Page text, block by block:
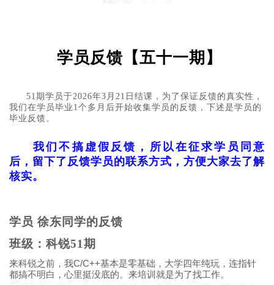
学员反馈【五十一期】
51期学员于2026年3月21日结课，为了保证反馈的真实性，
我们在学员毕业1个多月后开始收集学员的反馈，下述是学员的
毕业反馈。
我们不搞虚假反馈，所以在征求学员同意
后，留下了反馈学员的联系方式，方便大家去了解
核实。
学员 徐东同学的反馈
班级：科锐51期
来科锐之前，我C/C++基本是零基础，大学四年纯玩，连指针
都搞不明白，心里挺没底的。来培训就是为了找工作。